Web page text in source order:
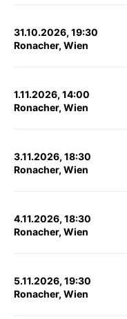
31.10.2026, 19:30
Ronacher, Wien
1.11.2026, 14:00
Ronacher, Wien
3.11.2026, 18:30
Ronacher, Wien
4.11.2026, 18:30
Ronacher, Wien
5.11.2026, 19:30
Ronacher, Wien